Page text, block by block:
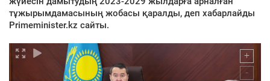
тұжырымдамасының жобасы қаралды, деп хабарлайды
Primeminister.kz сайты.